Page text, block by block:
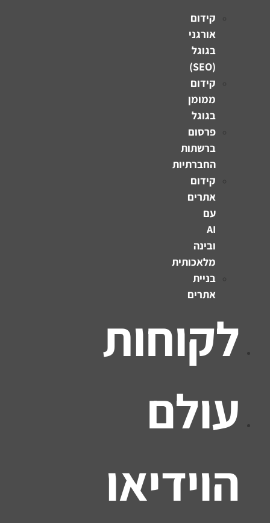
קידום
אורגני
בגוגל
(SEO)
קידום
ממומן
בגוגל
פרסום
ברשתות
החברתיות
קידום
אתרים
עם
AI
ובינה
מלאכותית
בניית
אתרים
לקוחות
עולם
הוידיאו